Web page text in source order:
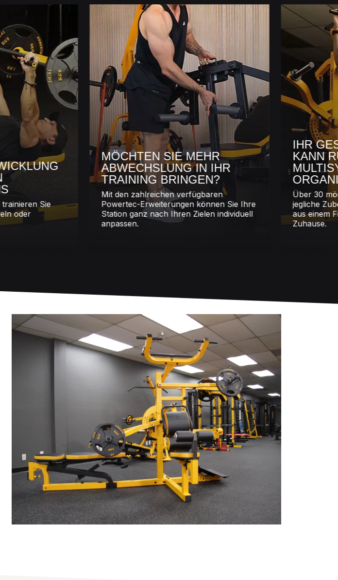
Sie
MÖCHTEN SIE MEHR
ABWECHSLUNG IN IHR
TRAINING BRINGEN?
Mit den zahlreichen verfügbaren
Powertec-Erweiterungen können Sie Ihre
Station ganz nach Ihren Zielen individuell
anpassen.
IHR
KANN
Über 30
jegliche
aus einem
Zuhause.